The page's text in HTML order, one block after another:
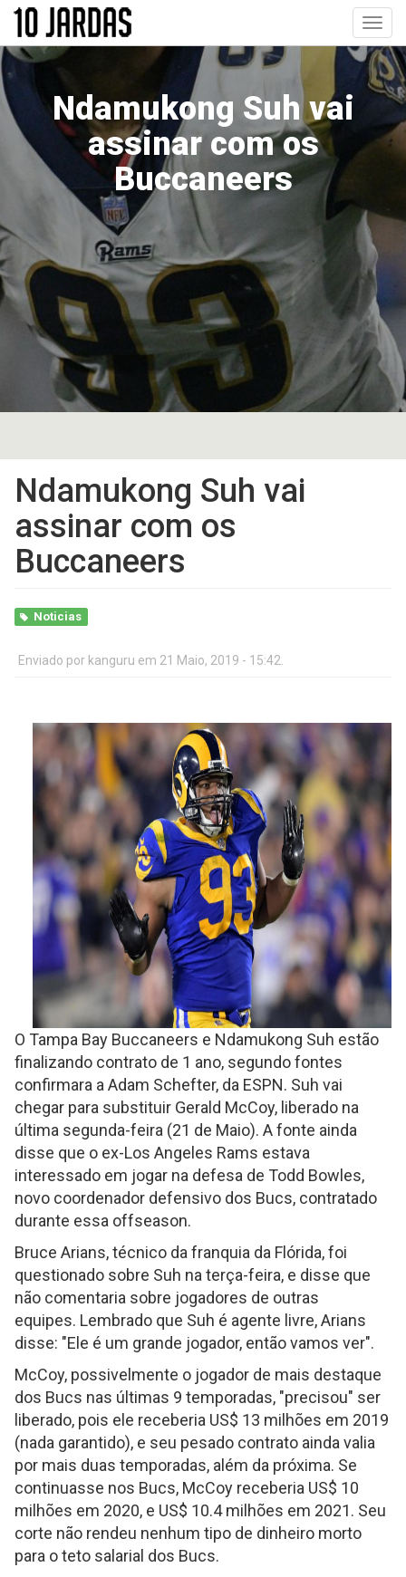
Pular
o
conteúdo
principal
Ndamukong Suh vai
assinar com os
Buccaneers
Ndamukong Suh vai
assinar com os
Buccaneers
Noticias
Enviado por kanguru em 21 Maio, 2019 - 15:42.
O Tampa Bay Buccaneers e Ndamukong Suh estão
finalizando contrato de 1 ano, segundo fontes
confirmara a Adam Schefter, da ESPN. Suh vai
chegar para substituir Gerald McCoy, liberado na
última segunda-feira (21 de Maio). A fonte ainda
disse que o ex-Los Angeles Rams estava
interessado em jogar na defesa de Todd Bowles,
novo coordenador defensivo dos Bucs, contratado
durante essa offseason.
Bruce Arians, técnico da franquia da Flórida, foi
questionado sobre Suh na terça-feira, e disse que
não comentaria sobre jogadores de outras
equipes. Lembrado que Suh é agente livre, Arians
disse: "Ele é um grande jogador, então vamos ver".
McCoy, possivelmente o jogador de mais destaque
dos Bucs nas últimas 9 temporadas, "precisou" ser
liberado, pois ele receberia US$ 13 milhões em 2019
(nada garantido), e seu pesado contrato ainda valia
por mais duas temporadas, além da próxima. Se
continuasse nos Bucs, McCoy receberia US$ 10
milhões em 2020, e US$ 10.4 milhões em 2021. Seu
corte não rendeu nenhum tipo de dinheiro morto
para o teto salarial dos Bucs.